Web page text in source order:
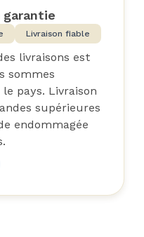
Livraison fiable
livraisons est
sommes
pays. Livraison
supérieures
endommagée